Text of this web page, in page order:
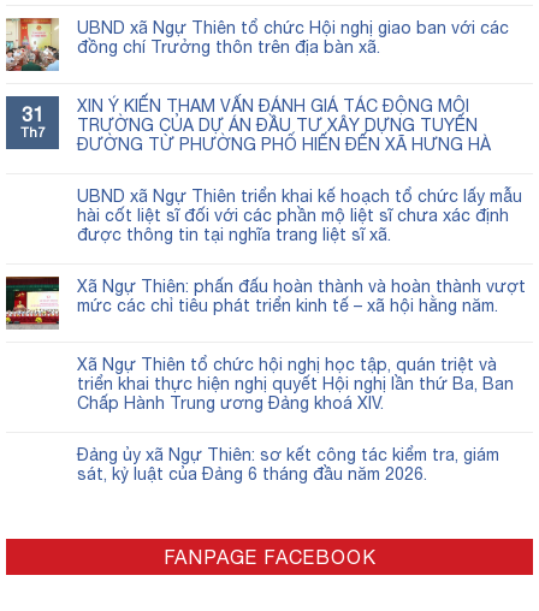
UBND xã Ngự Thiên tổ chức Hội nghị giao ban với các
đồng chí Trưởng thôn trên địa bàn xã.
31
Th7
XIN Ý KIẾN THAM VẤN ĐÁNH GIÁ TÁC ĐỘNG MÔI
TRƯỜNG CỦA DỰ ÁN ĐẦU TƯ XÂY DỰNG TUYẾN
ĐƯỜNG TỪ PHƯỜNG PHỐ HIẾN ĐẾN XÃ HƯNG HÀ
UBND xã Ngự Thiên triển khai kế hoạch tổ chức lấy mẫu
hài cốt liệt sĩ đối với các phần mộ liệt sĩ chưa xác định
được thông tin tại nghĩa trang liệt sĩ xã.
Xã Ngự Thiên: phấn đấu hoàn thành và hoàn thành vượt
mức các chỉ tiêu phát triển kinh tế – xã hội hằng năm.
Xã Ngự Thiên tổ chức hội nghị học tập, quán triệt và
triển khai thực hiện nghị quyết Hội nghị lần thứ Ba, Ban
Chấp Hành Trung ương Đảng khoá XIV.
Đảng ủy xã Ngự Thiên: sơ kết công tác kiểm tra, giám
sát, kỷ luật của Đảng 6 tháng đầu năm 2026.
FANPAGE FACEBOOK